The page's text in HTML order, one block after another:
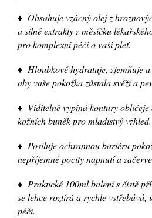
♦ Obsahuje vzácný olej z
a silné extrakty z měsíčku
pro komplexní péči o vaši pleť.
♦ Hloubkově hydratuje, zjemňuje
aby vaše pokožka zůstala svěží a
♦ Viditelně vypíná kontury obličeje
kožních buněk pro mladistvý vzhled.
♦ Posiluje ochrannou bariéru
nepříjemné pocity napnutí a
♦ Praktické 100ml balení s čistě
se lehce roztírá a rychle vstřebává,
péči.